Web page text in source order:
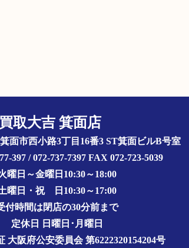
買取大吉 箕面店
箕面市西小路3丁目16番3 ST箕面ビルB号
397 / 072-737-7397 FAX 072-723-5039
曜日～金曜日10:30～18:00
曜日・祝 日10:30～17:00
付時間は閉店の30分前まで
定休日 日曜日･月曜日
大阪府公安委員会 第6222320154204号